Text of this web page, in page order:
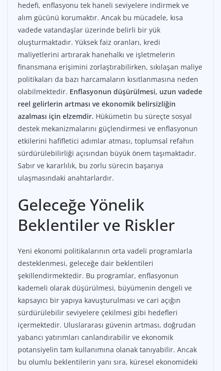
hedefi, enflasyonu tek haneli seviyelere indirmek ve
alım gücünü korumaktır. Ancak bu mücadele, kısa
vadede vatandaşlar üzerinde belirli bir yük
oluşturmaktadır. Yüksek faiz oranları, kredi
maliyetlerini artırarak hanehalkı ve işletmelerin
finansmana erişimini zorlaştırabilirken, sıkılaşan maliye
politikaları da bazı harcamaların kısıtlanmasına neden
olabilmektedir. Enflasyonun düşürülmesi, uzun vadede
reel gelirlerin artması ve ekonomik belirsizliğin
azalması için elzemdir. Hükümetin bu süreçte sosyal
destek mekanizmalarını güçlendirmesi ve enflasyonun
etkilerini hafifletici adımlar atması, toplumsal refahın
sürdürülebilirliği açısından büyük önem taşımaktadır.
Sabır ve kararlılık, bu zorlu sürecin başarıya
ulaşmasındaki anahtarlardır.
Geleceğe Yönelik
Beklentiler ve Riskler
Yeni ekonomi politikalarının orta vadeli programlarla
desteklenmesi, geleceğe dair beklentileri
şekillendirmektedir. Bu programlar, enflasyonun
kademeli olarak düşürülmesi, büyümenin dengeli ve
kapsayıcı bir yapıya kavuşturulması ve cari açığın
sürdürülebilir seviyelere çekilmesi gibi hedefleri
içermektedir. Uluslararası güvenin artması, doğrudan
yabancı yatırımları canlandırabilir ve ekonomik
potansiyelin tam kullanımına olanak tanıyabilir. Ancak
bu olumlu beklentilerin yanı sıra, küresel ekonomideki